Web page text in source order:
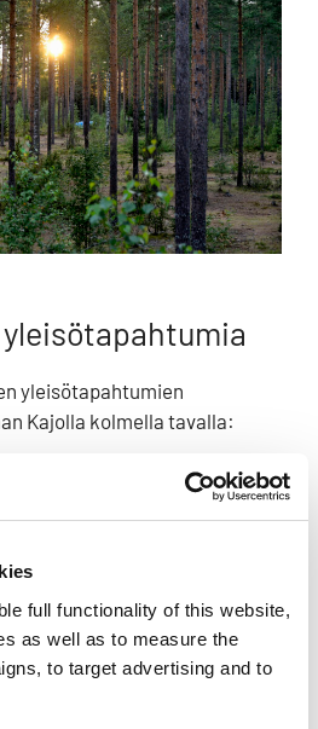
full functionality of this website,
as well as to measure the
to target advertising and to
yleisötapahtumien
Kajolla kolmella tavalla:
yhteistyökumppaneiden
kattavalla
arvioinnilla